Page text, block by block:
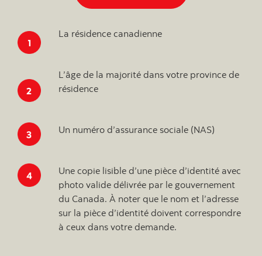
La résidence canadienne
L’âge de la majorité dans votre province de
résidence
Un numéro d’assurance sociale (NAS)
Une copie lisible d’une pièce d’identité avec
photo valide délivrée par le gouvernement
du Canada. À noter que le nom et l’adresse
sur la pièce d’identité doivent correspondre
à ceux dans votre demande.